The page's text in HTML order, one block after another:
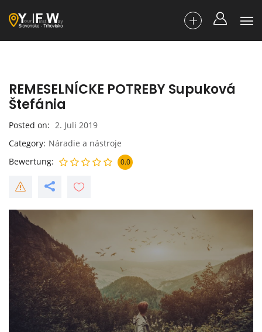
REMESELNÍCKE POTREBY Supuková
Štefánia
Posted on
2. Juli 2019
Category Náradie a nástroje
Bewertung
0.0